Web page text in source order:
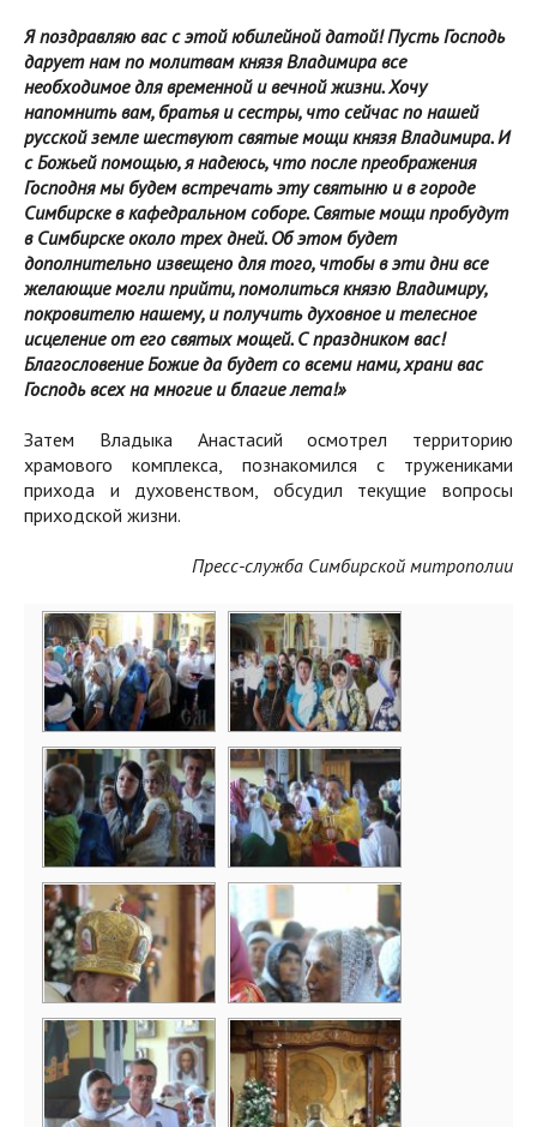
Я поздравляю вас с этой юбилейной датой! Пусть Господь
дарует нам по молитвам князя Владимира все
необходимое для временной и вечной жизни. Хочу
напомнить вам, братья и сестры, что сейчас по нашей
русской земле шествуют святые мощи князя Владимира. И
с Божьей помощью, я надеюсь, что после преображения
Господня мы будем встречать эту святыню и в городе
Симбирске в кафедральном соборе. Святые мощи пробудут
в Симбирске около трех дней. Об этом будет
дополнительно извещено для того, чтобы в эти дни все
желающие могли прийти, помолиться князю Владимиру,
покровителю нашему, и получить духовное и телесное
исцеление от его святых мощей. С праздником вас!
Благословение Божие да будет со всеми нами, храни вас
Господь всех на многие и благие лета!»
Затем Владыка Анастасий осмотрел территорию
храмового комплекса, познакомился с тружениками
прихода и духовенством, обсудил текущие вопросы
приходской жизни.
Пресс-служба Симбирской митрополии